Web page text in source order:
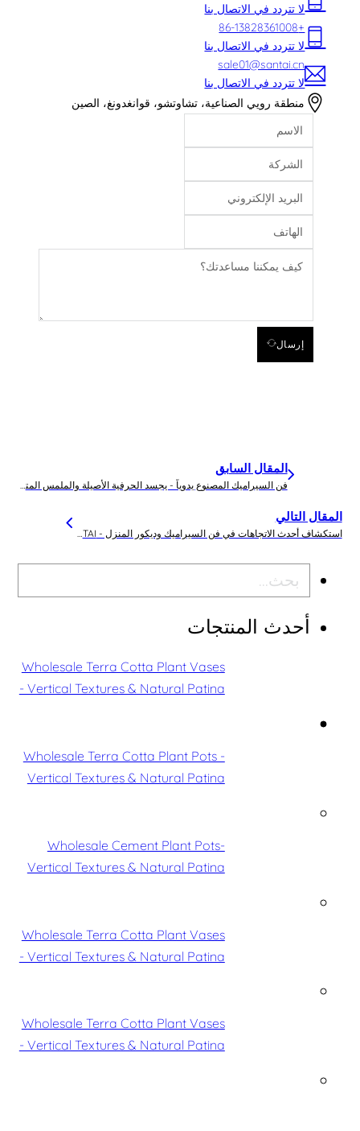
لا تتردد في الاتصال بنا
+86-13828361008
لا تتردد في الاتصال بنا
sale01@santai.cn
لا تتردد في الاتصال بنا
منطقة رويي الصناعية، تشاوتشو، قوانغدونغ، الصين
إرسال
المقال السابق
المقال التالي
بحث
أحدث المنتجات
Wholesale Terra Cotta Plant Vases
- Vertical Textures & Natural Patina
Wholesale Terra Cotta Plant Pots -
Vertical Textures & Natural Patina
Wholesale Cement Plant Pots-
Vertical Textures & Natural Patina
Wholesale Terra Cotta Plant Vases
- Vertical Textures & Natural Patina
Wholesale Terra Cotta Plant Vases
- Vertical Textures & Natural Patina